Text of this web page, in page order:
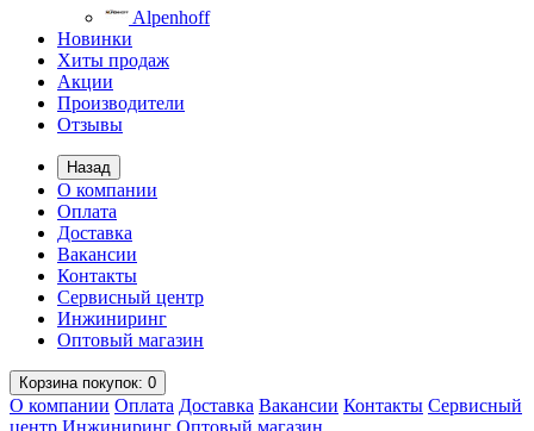
Alpenhoff
Новинки
Хиты продаж
Акции
Производители
Отзывы
Назад
О компании
Оплата
Доставка
Вакансии
Контакты
Сервисный центр
Инжиниринг
Оптовый магазин
Корзинапокупок: 0
О компании Оплата Доставка Вакансии Контакты Сервисный
центр Инжиниринг Оптовый магазин